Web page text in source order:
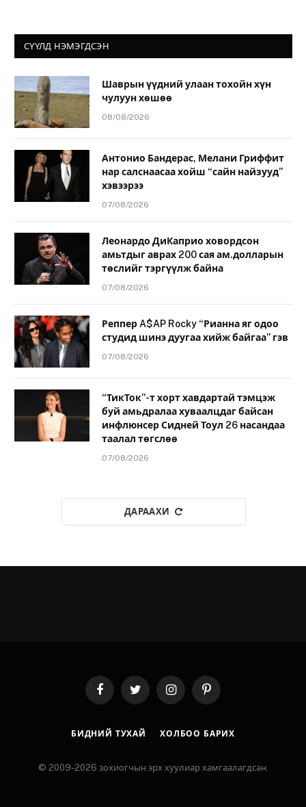
СҮҮЛД НЭМЭГДСЭН
Шаврын үүдний улаан тохойн хүн
чулуун хөшөө
08/08/2026
Антонио Бандерас, Мелани Гриффит
нар салснаасаа хойш “сайн найзууд”
хэвээрээ
07/08/2026
Леонардо ДиКаприо ховордсон
амьтдыг аврах 200 сая ам.долларын
төслийг тэргүүлж байна
07/08/2026
Реппер A$AP Rocky “Рианна яг одоо
студид шинэ дуугаа хийж байгаа” гэв
07/08/2026
“ТикТок”-т хорт хавдартай тэмцэж
буй амьдралаа хуваалцдаг байсан
инфлюнсер Сидней Тоул 26 насандаа
таалал төгслөө
07/08/2026
ДАРААХИ
FacebookTwitter InstagramPinterest
БИДНИЙ ТУХАЙ ХОЛБОО БАРИХ
© 2009-2026 зохиогчын эрх хуулиар хамгаалагдсан.